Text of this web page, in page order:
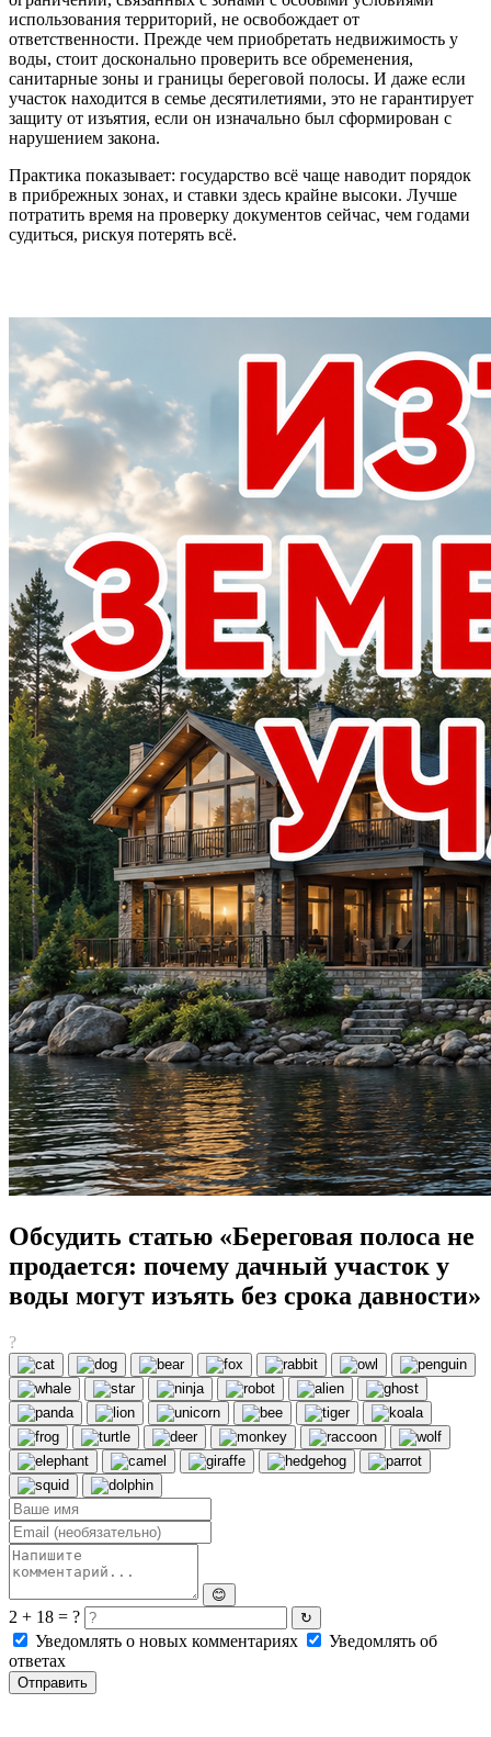
использования территорий, не освобождает от
ответственности. Прежде чем приобретать недвижимость у
воды, стоит досконально проверить все обременения,
санитарные зоны и границы береговой полосы. И даже если
участок находится в семье десятилетиями, это не гарантирует
защиту от изъятия, если он изначально был сформирован с
нарушением закона.
Практика показывает: государство всё чаще наводит порядок
в прибрежных зонах, и ставки здесь крайне высоки. Лучше
потратить время на проверку документов сейчас, чем годами
судиться, рискуя потерять всё.
Обсудить статью «Береговая полоса не
продается: почему дачный участок у
воды могут изъять без срока давности»
?
😊
2 + 18 = ? ↻
Уведомлять о новых комментариях
Уведомлять об
ответах
Отправить